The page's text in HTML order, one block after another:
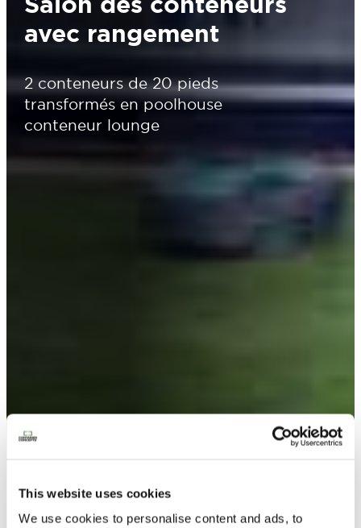
This website uses cookies
We use cookies to personalise content and ads, to
avec rangement
2 conteneurs de 20 pieds
transformés en poolhouse
conteneur lounge